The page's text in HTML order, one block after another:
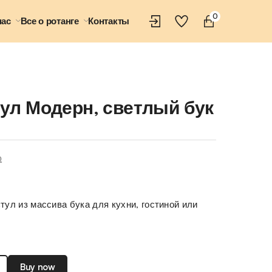
Все о ротанге Контакты 0
Модерн, светлый бук
из массива бука для кухни, гостиной или
Buy now